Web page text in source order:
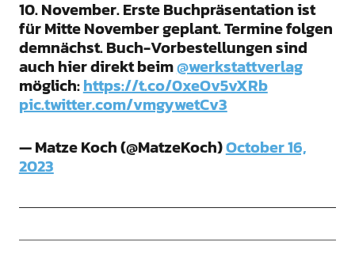
10. November. Erste Buchpräsentation ist
für Mitte November geplant. Termine folgen
demnächst. Buch-Vorbestellungen sind
auch hier direkt beim@werkstattverlag
möglich:https://t.co/0xeOv5vXRb
pic.twitter.com/vmgywetCv3
— Matze Koch (@MatzeKoch)October 16,
2023